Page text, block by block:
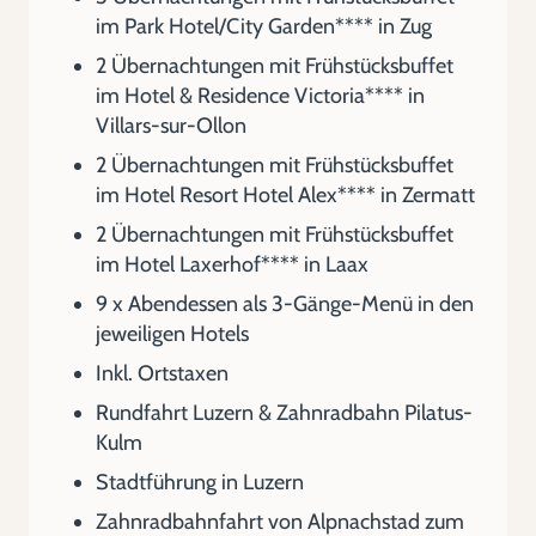
im Park Hotel/City Garden**** in Zug
2 Übernachtungen mit Frühstücksbuffet
im Hotel & Residence Victoria**** in
Villars-sur-Ollon
2 Übernachtungen mit Frühstücksbuffet
im Hotel Resort Hotel Alex**** in Zermatt
2 Übernachtungen mit Frühstücksbuffet
im Hotel Laxerhof**** in Laax
9 x Abendessen als 3-Gänge-Menü in den
jeweiligen Hotels
Inkl. Ortstaxen
Rundfahrt Luzern & Zahnradbahn Pilatus-
Kulm
Stadtführung in Luzern
Zahnradbahnfahrt von Alpnachstad zum